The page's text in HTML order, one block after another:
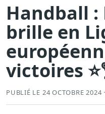
Handball
brille en
victoires
PUBLIÉ LE 24 OCTOBRE 2024